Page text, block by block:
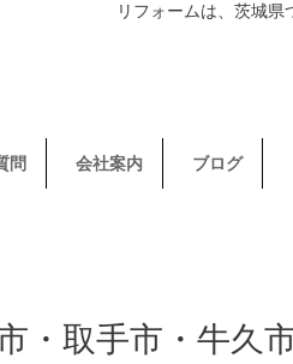
リフォームは、茨城
問 会社案内 ブログ
・取手市・牛久